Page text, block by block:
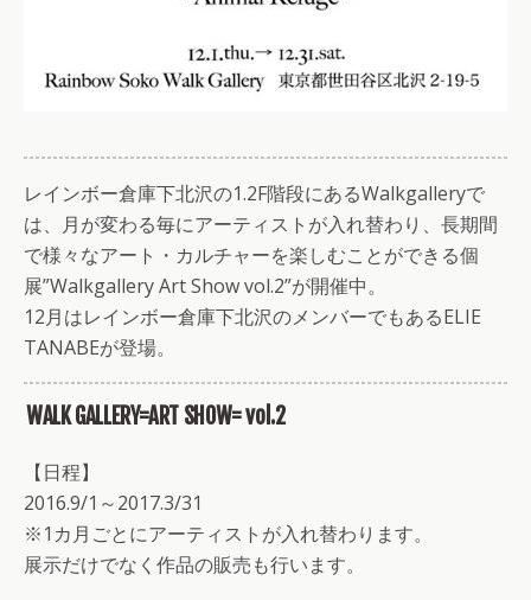
レインボー倉庫下北沢の1.2F階段にあるWalkgalleryで
は、月が変わる毎にアーティストが入れ替わり、長期間
で様々なアート・カルチャーを楽しむことができる個
展”Walkgallery Art Show vol.2”が開催中。
12月はレインボー倉庫下北沢のメンバーでもあるELIE
TANABEが登場。
WALK GALLERY=ART SHOW= vol.2
【日程】
2016.9/1～2017.3/31
※1カ月ごとにアーティストが入れ替わります。
展示だけでなく作品の販売も行います。